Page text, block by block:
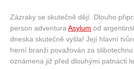
Profil
Katalog her
Zázraky se skutečně dějí. Dlouho
person adventura Asylum od
dneska skutečně vyšla! Její hlavní
herní branži považován za
oznámena již před dlouhými patnácti